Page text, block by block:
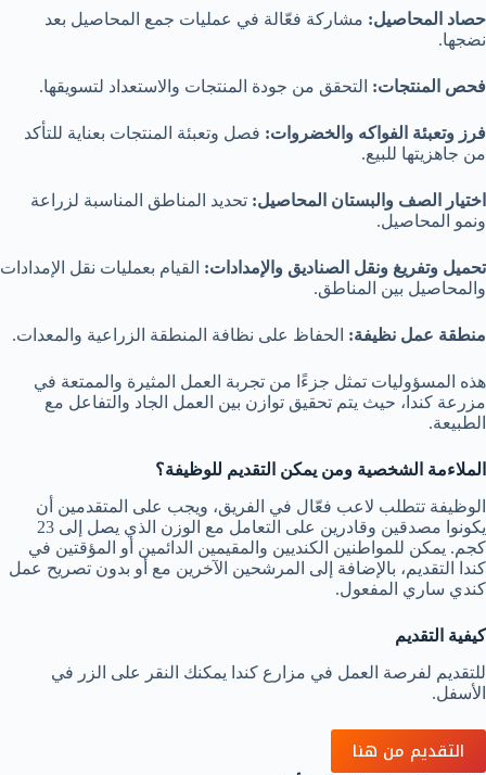
حصاد المحاصيل: مشاركة فعّالة في عمليات جمع المحاصيل بعد
نضجها.
فحص المنتجات: التحقق من جودة المنتجات والاستعداد لتسويقها.
فرز وتعبئة الفواكه والخضروات: فصل وتعبئة المنتجات بعناية للتأكد
من جاهزيتها للبيع.
اختيار الصف والبستان المحاصيل: تحديد المناطق المناسبة لزراعة
ونمو المحاصيل.
تحميل وتفريغ ونقل الصناديق والإمدادات: القيام بعمليات نقل الإمدادات
والمحاصيل بين المناطق.
منطقة عمل نظيفة: الحفاظ على نظافة المنطقة الزراعية والمعدات.
هذه المسؤوليات تمثل جزءًا من تجربة العمل المثيرة والممتعة في
مزرعة كندا، حيث يتم تحقيق توازن بين العمل الجاد والتفاعل مع
الطبيعة.
الملاءمة الشخصية ومن يمكن التقديم للوظيفة؟
الوظيفة تتطلب لاعب فعّال في الفريق، ويجب على المتقدمين أن
يكونوا مصدقين وقادرين على التعامل مع الوزن الذي يصل إلى 23
كجم. يمكن للمواطنين الكنديين والمقيمين الدائمين أو المؤقتين في
كندا التقديم، بالإضافة إلى المرشحين الآخرين مع أو بدون تصريح عمل
كندي ساري المفعول.
كيفية التقديم
للتقديم لفرصة العمل في مزارع كندا يمكنك النقر على الزر في
الأسفل.
التقديم من هنا